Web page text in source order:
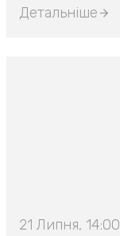
Детальніше
21 Липня, 14:00